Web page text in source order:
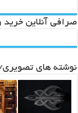
صرافی آنلاین
نوشته های